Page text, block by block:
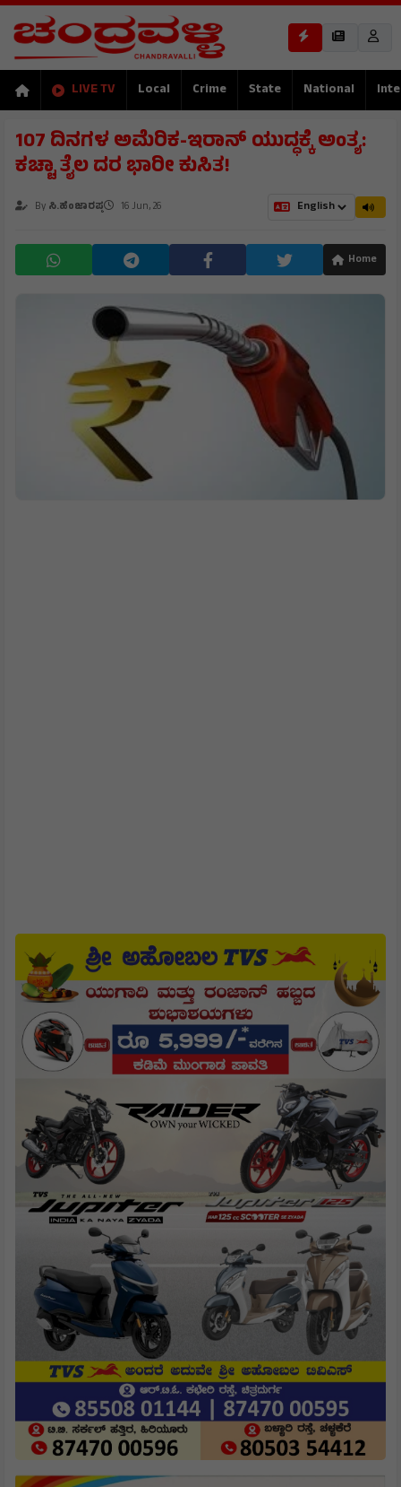
LIVE TV Local Crime State National
107 ದಿನಗಳ ಅಮೆರಿಕ-ಇರಾನ್ ಯುದ್ಧಕ್ಕೆ ಅಂತ್ಯ:
ಕಚ್ಚಾ ತೈಲ ದರ ಭಾರೀ ಕುಸಿತ!
By ಸಿ.ಹೆಂಜಾರಪ್ಪ 16 Jun, 26
Home